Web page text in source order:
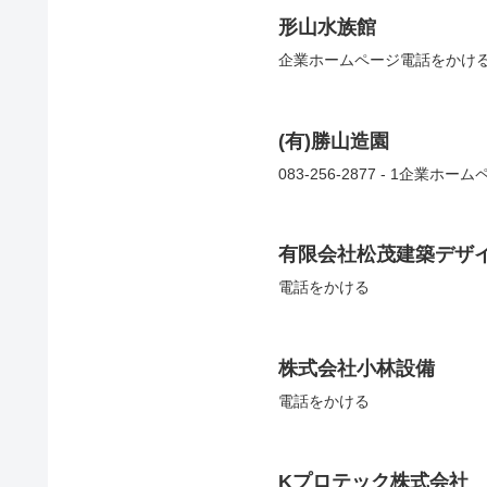
形山水族館
企業ホームページ電話をかけ
(有)勝山造園
083-256-2877 - 1企業ホーム
有限会社松茂建築デザ
電話をかける
株式会社小林設備
電話をかける
Kプロテック株式会社